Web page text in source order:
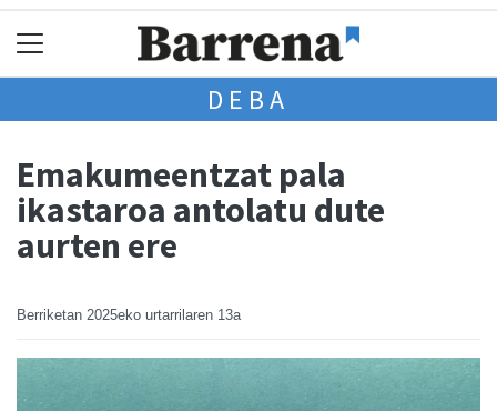
DEBA
Emakumeentzat pala
ikastaroa antolatu dute
aurten ere
Berriketan 2025eko urtarrilaren 13a